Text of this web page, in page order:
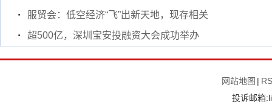
服贸会：低空经济“飞”出新天地，现存相关
超500亿，深圳宝安投融资大会成功举办
网站地图 |
投诉邮箱